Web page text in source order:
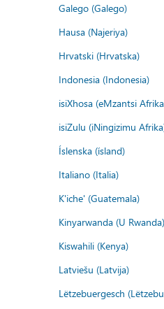
Galego (Galego)
Hausa (Najeriya)
Hrvatski (Hrvatska)
Indonesia (Indonesia)
isiXhosa (eMzantsi
isiZulu (iNingizimu
Íslenska (ísland)
Italiano (Italia)
K'iche' (Guatemala)
Kinyarwanda (U Rwanda)
Kiswahili (Kenya)
Latviešu (Latvija)
Lëtzebuergesch